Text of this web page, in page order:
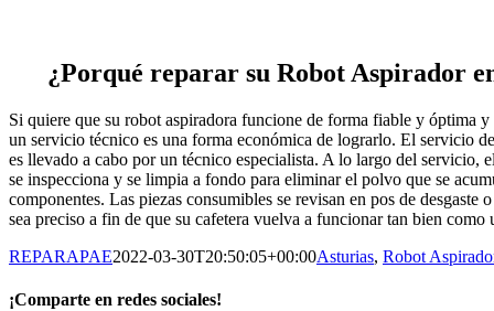
¿Porqué reparar su Robot Aspirador
Si quiere que su robot aspiradora funcione de forma fiable y óptima
un servicio técnico es una forma económica de lograrlo. El servicio
es llevado a cabo por un técnico especialista. A lo largo del servicio,
se inspecciona y se limpia a fondo para eliminar el polvo que se
componentes. Las piezas consumibles se revisan en pos de desgaste
sea preciso a fin de que su cafetera vuelva a funcionar tan bien como
REPARAPAE2022-03-30T20:50:05+00:00Asturias, Robot
¡Comparte en redes sociales!